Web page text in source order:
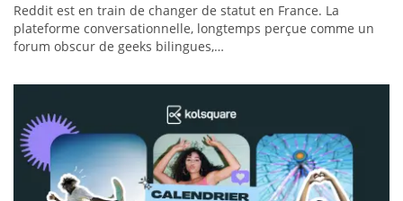
Reddit est en train de changer de statut en France. La
plateforme conversationnelle, longtemps perçue comme un
forum obscur de geeks bilingues,…